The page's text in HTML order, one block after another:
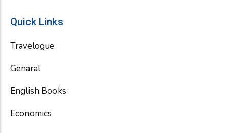
Quick Links
Travelogue
Genaral
English Books
Economics